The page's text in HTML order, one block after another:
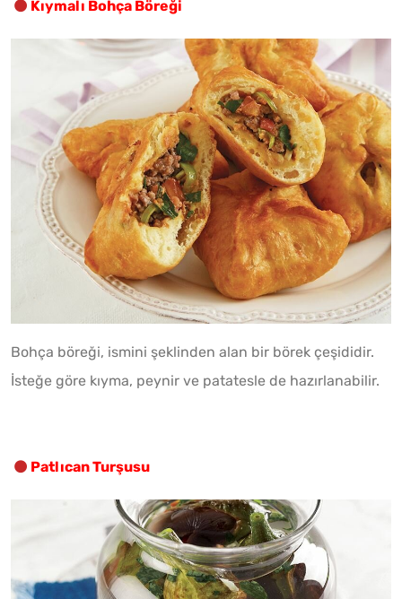
Kıymalı Bohça Böreği
Bohça böreği, ismini şeklinden alan bir börek çeşididir.
İsteğe göre kıyma, peynir ve patatesle de hazırlanabilir.
Patlıcan Turşusu